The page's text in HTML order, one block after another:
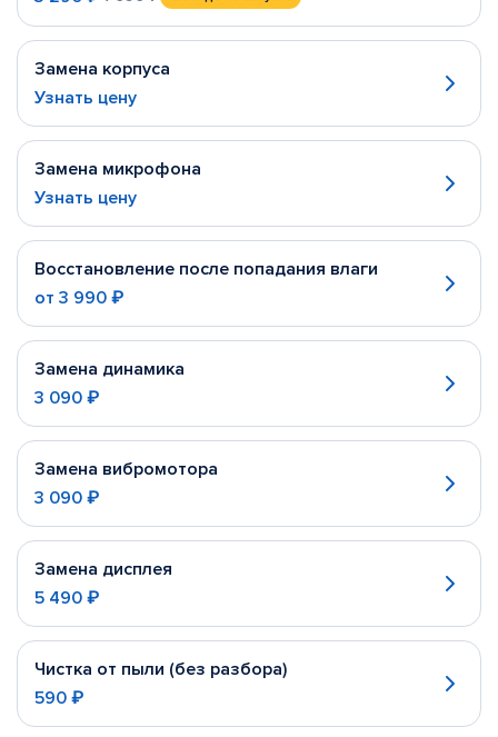
Замена корпуса
Узнать цену
Замена микрофона
Узнать цену
Восстановление после попадания влаги
от 3 990 ₽
Замена динамика
3 090 ₽
Замена вибромотора
3 090 ₽
Замена дисплея
5 490 ₽
Чистка от пыли (без разбора)
590 ₽